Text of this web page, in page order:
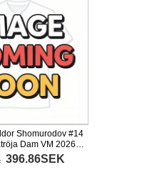
Shomurodov #14
Dam VM 2026
396.86SEK